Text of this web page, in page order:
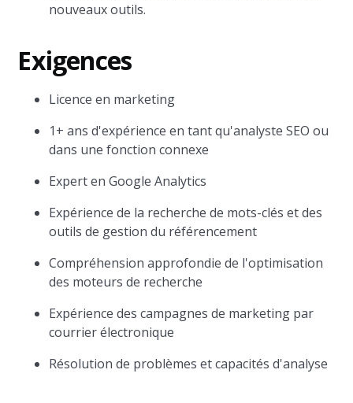
nouveaux outils.
Exigences
Licence en marketing
1+ ans d'expérience en tant qu'analyste SEO ou
dans une fonction connexe
Expert en Google Analytics
Expérience de la recherche de mots-clés et des
outils de gestion du référencement
Compréhension approfondie de l'optimisation
des moteurs de recherche
Expérience des campagnes de marketing par
courrier électronique
Résolution de problèmes et capacités d'analyse